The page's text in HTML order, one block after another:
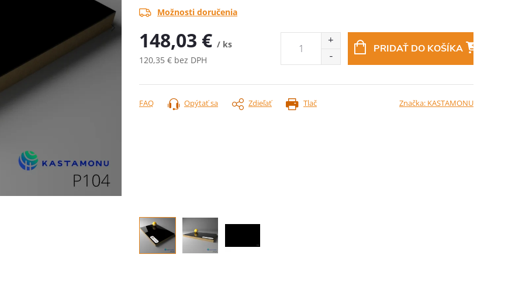
Možnosti doručenia
148,03 € / ks
120,35 € bez DPH
cena:
PRIDAŤ DO KOŠÍKA
Tlač
Opýtať sa Zdieľať
FAQ Značka: KASTAMONU